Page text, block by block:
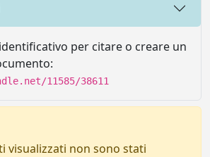
per citare o creare un
11585/38611
visualizzati non sono stati